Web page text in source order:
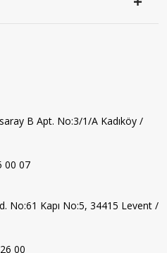
B Apt. No:3/1/A Kadıköy /
00 07
No:61 Kapı No:5, 34415 Levent /
00